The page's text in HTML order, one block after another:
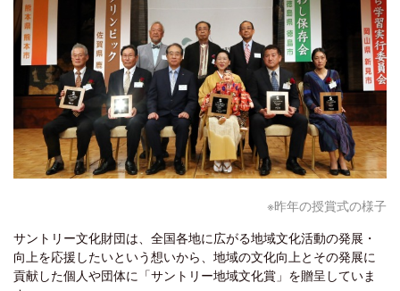
※昨年の授賞式の様子
サントリー文化財団は、全国各地に広がる地域文化活動の発展・
向上を応援したいという想いから、地域の文化向上とその発展に
貢献した個人や団体に「サントリー地域文化賞」を贈呈していま